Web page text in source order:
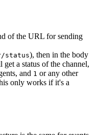
of the URL for sending
status), then in the body
a status of the channel,
and 1 or any other
only works if it's a